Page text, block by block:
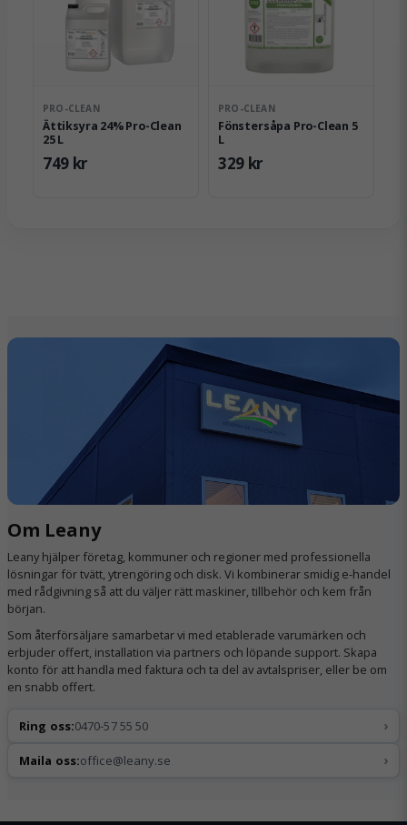
PRO-CLEAN
Ättiksyra 24% Pro-Clean
25 L
749 kr
PRO-CLEAN
Fönstersåpa Pro-Clean 5
L
329 kr
Om Leany
Leany hjälper företag, kommuner och regioner med professionella
lösningar för tvätt, ytrengöring och disk. Vi kombinerar smidig e-handel
med rådgivning så att du väljer rätt maskiner, tillbehör och kem från
början.
Som återförsäljare samarbetar vi med etablerade varumärken och
erbjuder offert, installation via partners och löpande support. Skapa
konto för att handla med faktura och ta del av avtalspriser, eller be om
en snabb offert.
Ring oss:0470-57 55 50 ›
Maila oss:office@leany.se ›